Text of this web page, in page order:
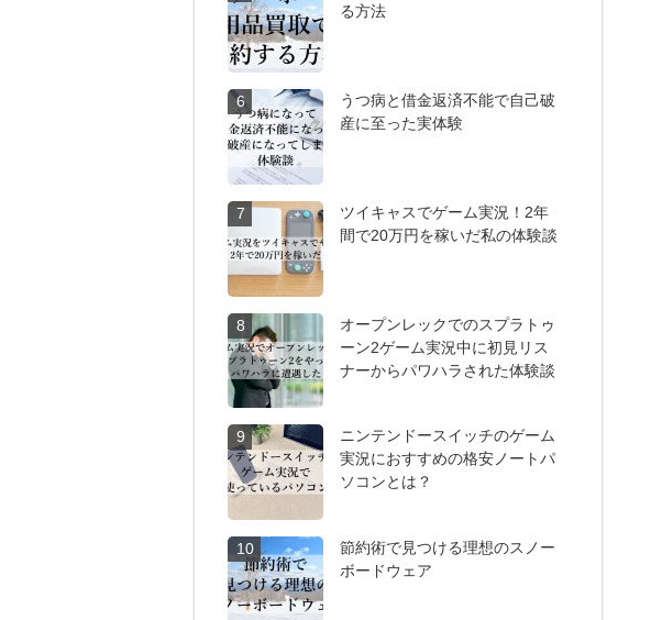
る方法
6
うつ病と借金返済不能で自己破
産に至った実体験
7
ツイキャスでゲーム実況！2年
間で20万円を稼いだ私の体験談
8
オープンレックでのスプラトゥ
ーン2ゲーム実況中に初見リス
ナーからパワハラされた体験談
9
ニンテンドースイッチのゲーム
実況におすすめの格安ノートパ
ソコンとは？
10
節約術で見つける理想のスノー
ボードウェア